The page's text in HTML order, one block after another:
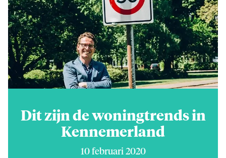
Dit zijn de woningtrends in
Kennemerland
10 februari 2020